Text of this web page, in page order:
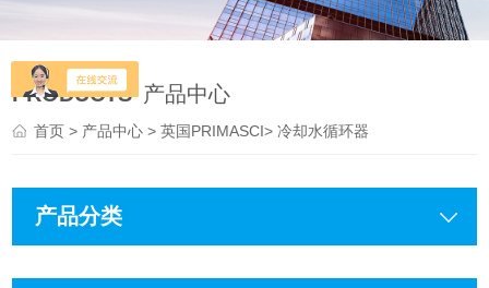
PRODUCTS 产品中心
首页> 产品中心>英国PRIMASCI>冷却水循环器
产品分类